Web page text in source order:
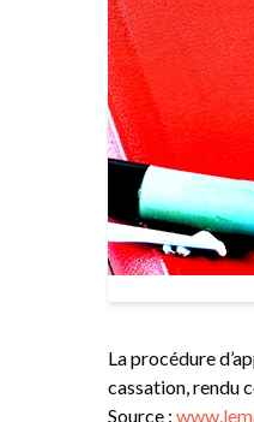
Source :
La procédure
cassation, rendu